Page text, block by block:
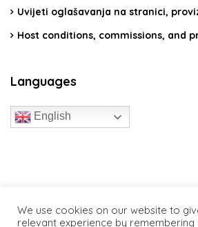
Uvijeti oglašavanja na stranici,
Host conditions, commissions, and
Languages
English
We use cookies on our website to
relevant experience by